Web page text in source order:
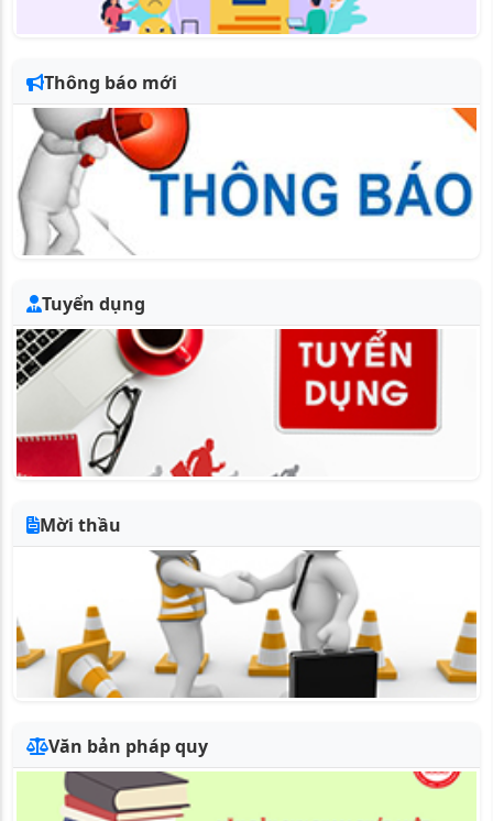
Thông báo mới
Tuyển dụng
Mời thầu
Văn bản pháp quy